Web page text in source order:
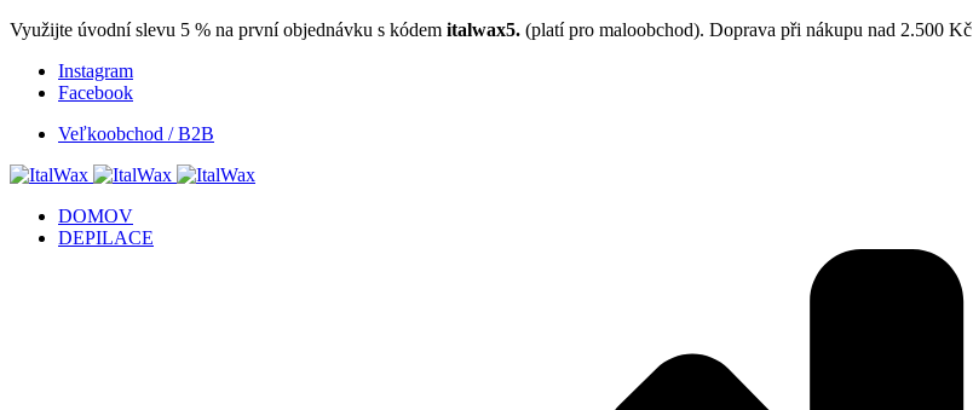
Využijte úvodní slevu 5 % na první objednávku s kódem italwax5. (platí pro maloobchod). Doprava při nákupu nad 2.500 Kč
Instagram
Facebook
Veľkoobchod / B2B
DOMOV
DEPILACE